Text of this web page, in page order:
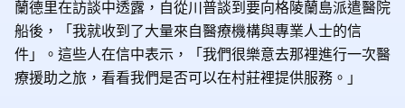
蘭德里在訪談中透露，自從川普談到要向格陵蘭島派遣醫院
船後，「我就收到了大量來自醫療機構與專業人士的信
件」。這些人在信中表示，「我們很樂意去那裡進行一次醫
療援助之旅，看看我們是否可以在村莊裡提供服務。」